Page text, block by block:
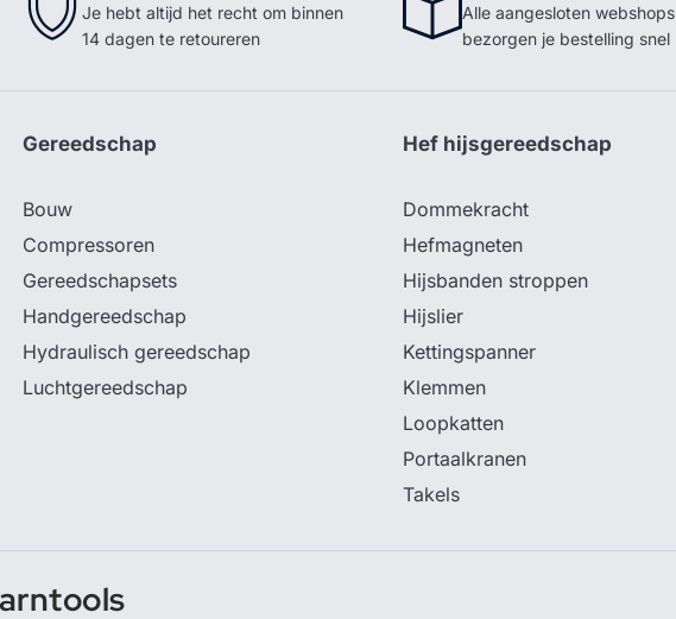
Je hebt altijd het recht om binnen
14 dagen te retoureren
Alle aangesloten webshops
bezorgen je bestelling snel
Gereedschap
Bouw
Compressoren
Gereedschapsets
Handgereedschap
Hydraulisch gereedschap
Luchtgereedschap
Hef hijsgereedschap
Dommekracht
Hefmagneten
Hijsbanden stroppen
Hijslier
Kettingspanner
Klemmen
Loopkatten
Portaalkranen
Takels